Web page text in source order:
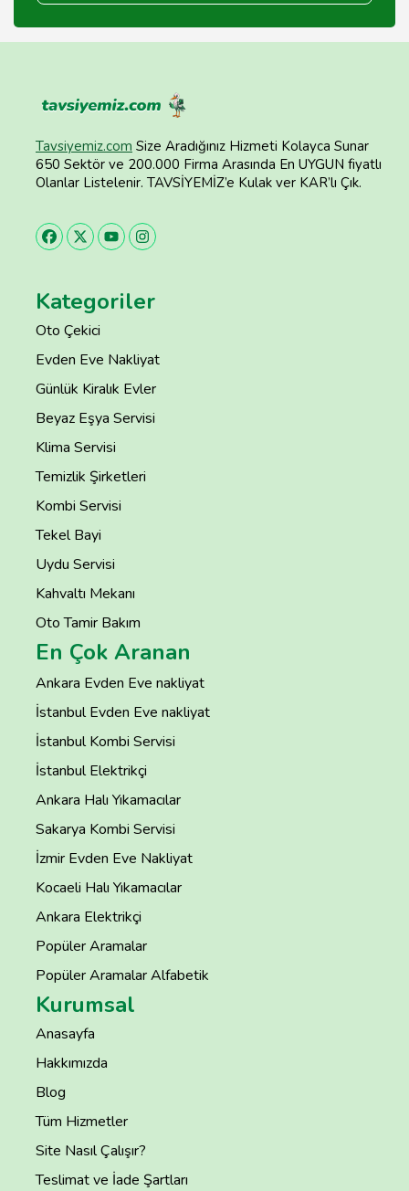
Tavsiyemiz.com Size Aradığınız Hizmeti Kolayca Sunar
650 Sektör ve 200.000 Firma Arasında En UYGUN fiyatlı
Olanlar Listelenir. TAVSİYEMİZ’e Kulak ver KAR’lı Çık.
Kategoriler
Oto Çekici
Evden Eve Nakliyat
Günlük Kiralık Evler
Beyaz Eşya Servisi
Klima Servisi
Temizlik Şirketleri
Kombi Servisi
Tekel Bayi
Uydu Servisi
Kahvaltı Mekanı
Oto Tamir Bakım
En Çok Aranan
Ankara Evden Eve nakliyat
İstanbul Evden Eve nakliyat
İstanbul Kombi Servisi
İstanbul Elektrikçi
Ankara Halı Yıkamacılar
Sakarya Kombi Servisi
İzmir Evden Eve Nakliyat
Kocaeli Halı Yıkamacılar
Ankara Elektrikçi
Popüler Aramalar
Popüler Aramalar Alfabetik
Kurumsal
Anasayfa
Hakkımızda
Blog
Tüm Hizmetler
Site Nasıl Çalışır?
Teslimat ve İade Şartları